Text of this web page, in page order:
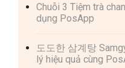
Chuỗi 3 Tiệm trà
dụng PosApp
도도한 삼계탕
lý hiệu quả cùng